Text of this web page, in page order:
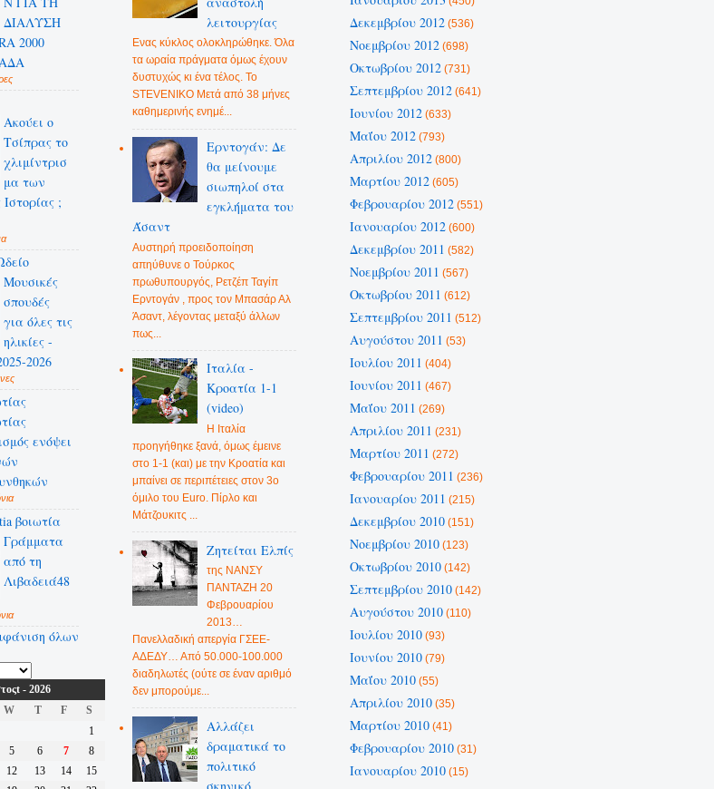
ΔΙΑΛΥΣΗ
2000
Ακούει ο
Τσίπρας το
χλιμίντρισ
μα των
;
Mουσικές
σπουδές
για όλες τις
ηλικίες -
2026
ενόψει
βοιωτία
Γράμματα
από τη
Λιβαδειά48
όλων
- 2026
W T F
S
1
5 6 7
8
12 13 14
15
λειτουργίας
Ενας κύκλος ολοκληρώθηκε. Όλα
τα ωραία πράγματα όμως έχουν
δυστυχώς κι ένα τέλος. Το
STEVENIKO Μετά από 38 μήνες
καθημερινής ενημέ...
Ερντογάν: Δε
θα μείνουμε
σιωπηλοί στα
εγκλήματα του
Άσαντ
Αυστηρή προειδοποίηση
απηύθυνε ο Τούρκος
πρωθυπουργός, Ρετζέπ Ταγίπ
Ερντογάν , προς τον Μπασάρ Αλ
Άσαντ, λέγοντας μεταξύ άλλων
πως...
Ιταλία -
Κροατία 1-1
(video)
Η Ιταλία
προηγήθηκε ξανά, όμως έμεινε
στο 1-1 (και) με την Κροατία και
μπαίνει σε περιπέτειες στον 3ο
όμιλο του Euro. Πίρλο και
Μάτζουκιτς ...
Ζητείται Ελπίς
της ΝΑΝΣΥ
ΠΑΝΤΑΖΗ 20
Φεβρουαρίου
2013…
Πανελλαδική απεργία ΓΣΕΕ-
ΑΔΕΔΥ… Από 50.000-100.000
διαδηλωτές (ούτε σε έναν αριθμό
δεν μπορούμε...
Αλλάζει
δραματικά το
πολιτικό
Δεκεμβρίου 2012(536)
Νοεμβρίου 2012(698)
Οκτωβρίου 2012(731)
Σεπτεμβρίου 2012(641)
Ιουνίου 2012(633)
Μαΐου 2012(793)
Απριλίου 2012(800)
Μαρτίου 2012(605)
Φεβρουαρίου 2012(551)
Ιανουαρίου 2012(600)
Δεκεμβρίου 2011 (582)
Νοεμβρίου 2011 (567)
Οκτωβρίου 2011 (612)
Σεπτεμβρίου 2011 (512)
Αυγούστου 2011 (53)
Ιουλίου 2011 (404)
Ιουνίου 2011 (467)
Μαΐου 2011 (269)
Απριλίου 2011 (231)
Μαρτίου 2011 (272)
Φεβρουαρίου 2011 (236)
Ιανουαρίου 2011 (215)
Δεκεμβρίου 2010(151)
Νοεμβρίου 2010(123)
Οκτωβρίου 2010(142)
Σεπτεμβρίου 2010(142)
Αυγούστου 2010(110)
Ιουλίου 2010(93)
Ιουνίου 2010(79)
Μαΐου 2010(55)
Απριλίου 2010(35)
Μαρτίου 2010(41)
Φεβρουαρίου 2010(31)
Ιανουαρίου 2010(15)